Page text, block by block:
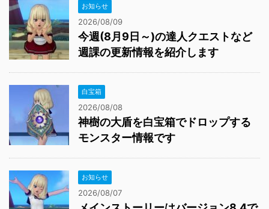
お知らせ
2026/08/09
今週(8月9日～)の達人クエストなど
週課の更新情報を紹介します
白宝箱
2026/08/08
神樹の大盾を白宝箱でドロップする
モンスター情報です
お知らせ
2026/08/07